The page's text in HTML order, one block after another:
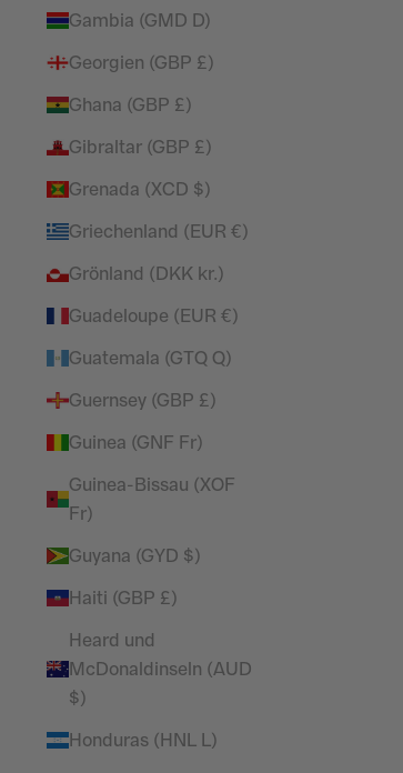
Gambia (GMD D)
Georgien (GBP £)
Ghana (GBP £)
Gibraltar (GBP £)
Grenada (XCD $)
Griechenland (EUR €)
Grönland (DKK kr.)
Guadeloupe (EUR €)
Guatemala (GTQ Q)
Guernsey (GBP £)
Guinea (GNF Fr)
Guinea-Bissau (XOF
Fr)
Guyana (GYD $)
Haiti (GBP £)
Heard und
McDonaldinseln (AUD
$)
Honduras (HNL L)